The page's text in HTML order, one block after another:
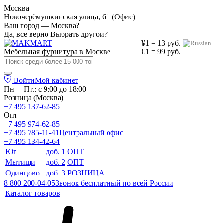
Москва
Новочерёмушкинская улица, 61 (Офис)
Ваш город — Москва?
Да, все верно Выбрать другой?
¥1 = 13 руб.
€1 = 99 руб.
Мебельная фурнитура в Москве
ВойтиМой кабинет
Пн. – Пт.: с 9:00 до 18:00
Розница (Москва)
+7 495 137-62-85
Опт
+7 495 974-62-85
+7 495 785-11-41Центральный офис
+7 495 134-42-64
Юг
доб. 1 ОПТ
Мытищи
доб. 2 ОПТ
Одинцово
доб. 3 РОЗНИЦА
8 800 200-04-05Звонок бесплатный по всей России
Каталог товаров